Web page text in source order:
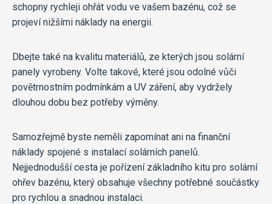
schopny rychleji ohřát vodu ve vašem bazénu, což se
projeví nižšími náklady na energii.
Dbejte také na kvalitu materiálů, ze kterých jsou solární
panely vyrobeny. Volte takové, které jsou odolné vůči
povětrnostním podmínkám a UV záření, aby vydržely
dlouhou dobu bez potřeby výměny.
Samozřejmě byste neměli zapomínat ani na finanční
náklady spojené s instalací solárních panelů.
Nejjednodušší cesta je pořízení základního kitu pro solární
ohřev bazénu, který obsahuje všechny potřebné součástky
pro rychlou a snadnou instalaci.